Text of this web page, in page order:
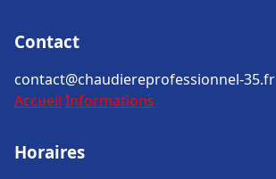
Contact
contact@chaudiereprofessionnel-35.fr
Accueil Informations
Horaires